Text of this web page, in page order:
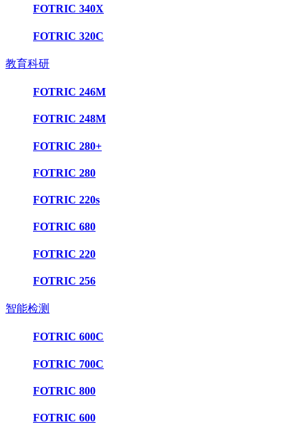
FOTRIC 340X
FOTRIC 320C
教育科研
FOTRIC 246M
FOTRIC 248M
FOTRIC 280+
FOTRIC 280
FOTRIC 220s
FOTRIC 680
FOTRIC 220
FOTRIC 256
智能检测
FOTRIC 600C
FOTRIC 700C
FOTRIC 800
FOTRIC 600